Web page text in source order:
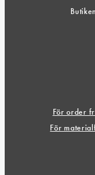
För order
För